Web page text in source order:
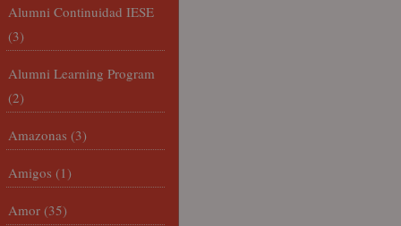
Alumni Continuidad IESE
(3)
Alumni Learning Program
(2)
Amazonas (3)
Amigos (1)
Amor (35)